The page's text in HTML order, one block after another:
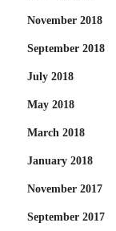
November 2018
September 2018
July 2018
May 2018
March 2018
January 2018
November 2017
September 2017